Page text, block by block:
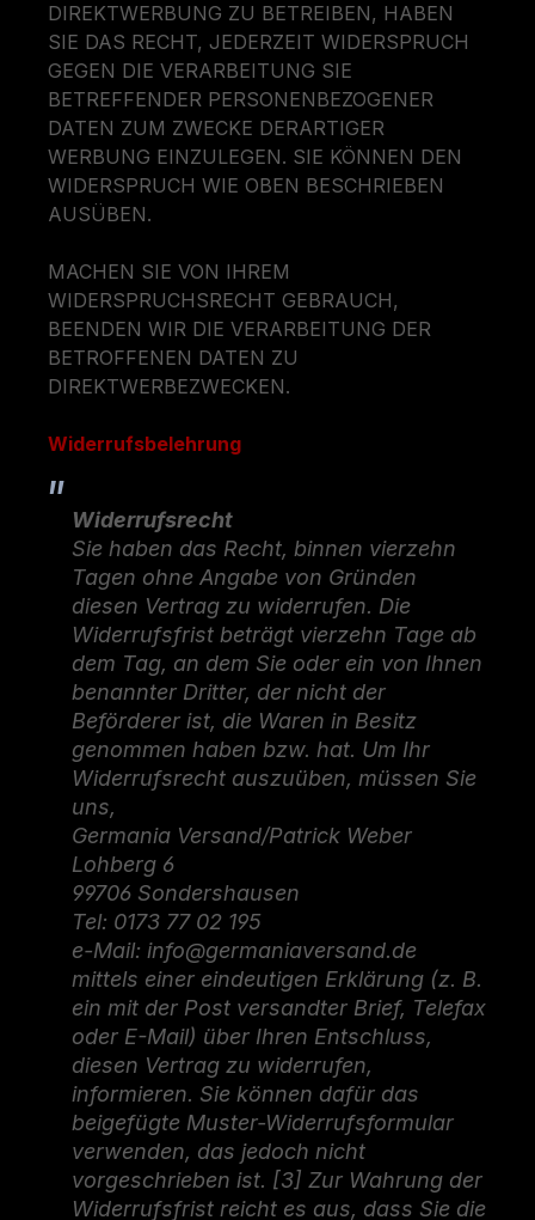
DIREKTWERBUNG ZU BETREIBEN, HABEN
SIE DAS RECHT, JEDERZEIT WIDERSPRUCH
GEGEN DIE VERARBEITUNG SIE
BETREFFENDER PERSONENBEZOGENER
DATEN ZUM ZWECKE DERARTIGER
WERBUNG EINZULEGEN. SIE KÖNNEN DEN
WIDERSPRUCH WIE OBEN BESCHRIEBEN
AUSÜBEN.
MACHEN SIE VON IHREM
WIDERSPRUCHSRECHT GEBRAUCH,
BEENDEN WIR DIE VERARBEITUNG DER
BETROFFENEN DATEN ZU
DIREKTWERBEZWECKEN.
Widerrufsbelehrung
Widerrufsrecht
Sie haben das Recht, binnen vierzehn
Tagen ohne Angabe von Gründen
diesen Vertrag zu widerrufen. Die
Widerrufsfrist beträgt vierzehn Tage ab
dem Tag, an dem Sie oder ein von Ihnen
benannter Dritter, der nicht der
Beförderer ist, die Waren in Besitz
genommen haben bzw. hat. Um Ihr
Widerrufsrecht auszuüben, müssen Sie
uns,
Germania Versand/Patrick Weber
Lohberg 6
99706 Sondershausen
Tel: 0173 77 02 195
e-Mail: info@germaniaversand.de
mittels einer eindeutigen Erklärung (z. B.
ein mit der Post versandter Brief, Telefax
oder E-Mail) über Ihren Entschluss,
diesen Vertrag zu widerrufen,
informieren. Sie können dafür das
beigefügte Muster-Widerrufsformular
verwenden, das jedoch nicht
vorgeschrieben ist. [3] Zur Wahrung der
Widerrufsfrist reicht es aus, dass Sie die